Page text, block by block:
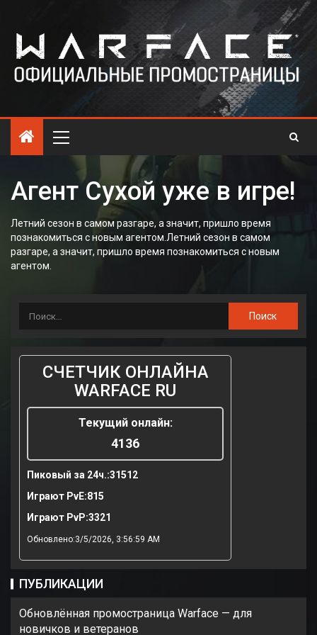
Агент Сухой уже в игре!
Летний сезон в самом разгаре, а значит, пришло время
познакомиться с новым агентом.Летний сезон в самом
разгаре, а значит, пришло время познакомиться с новым
агентом.
СЧЕТЧИК ОНЛАЙНА
WARFACE RU
Текущий онлайн:
4136
Пиковый за 24ч.:31512
Играют PvE:815
Играют PvP:3321
Обновлено:3/5/2026, 3:56:59 AM
ПУБЛИКАЦИИ
Обновлённая промостраница Warface — для
новичков и ветеранов